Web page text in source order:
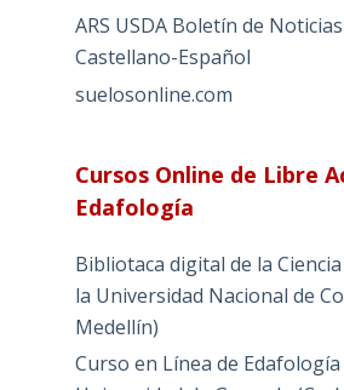
ARS USDA Boletín de
Castellano-Español
suelosonline.com
Cursos Online de Libre
Edafología
Bibliotaca digital de la
la Universidad Nacional de
Medellín)
Curso en Línea de Edafología